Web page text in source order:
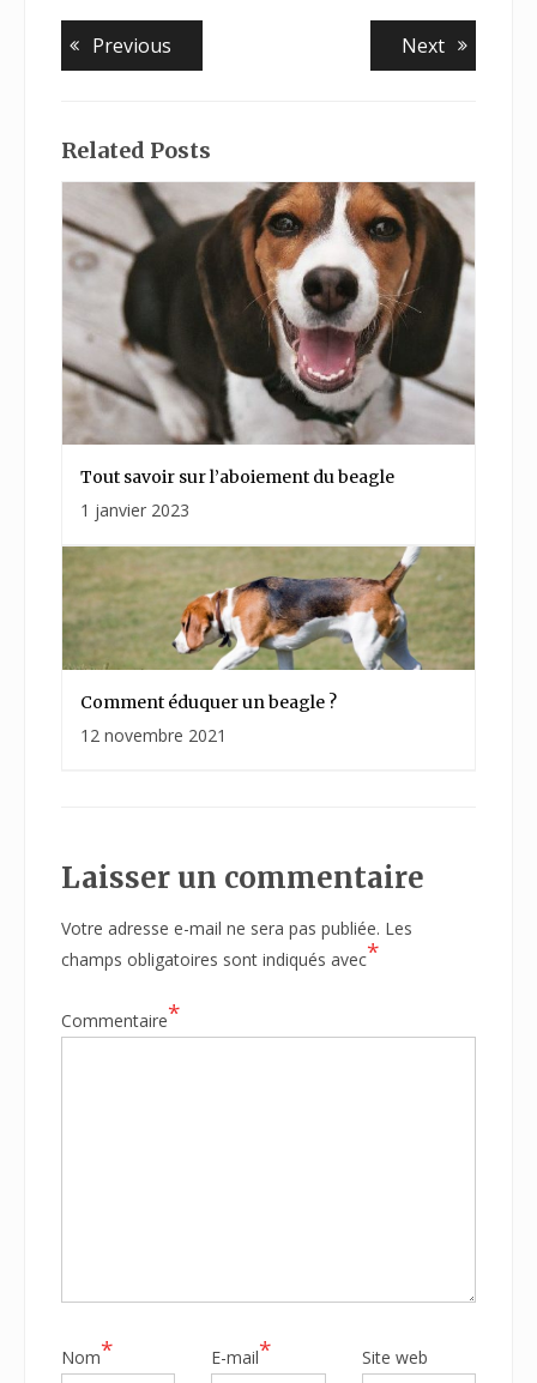
Navigation
de
Previous NextNext
Related Posts
Tout savoir sur l’aboiement du beagle
1 janvier 2023
Comment éduquer un beagle ?
12 novembre 2021
Laisser un commentaire
Votre adresse e-mail ne sera pas publiée. Les
champs obligatoires sont indiqués avec*
Commentaire*
Nom* E-mail* Site web